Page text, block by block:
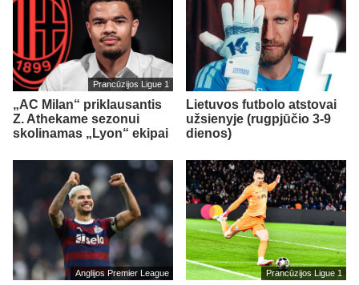
Prancūzijos Ligue 1
„AC Milan“ priklausantis
Z. Athekame sezonui
skolinamas „Lyon“ ekipai
Lietuvos futbolo atstovai
užsienyje (rugpjūčio 3-9
dienos)
Anglijos Premier League Prancūzijos Ligue 1